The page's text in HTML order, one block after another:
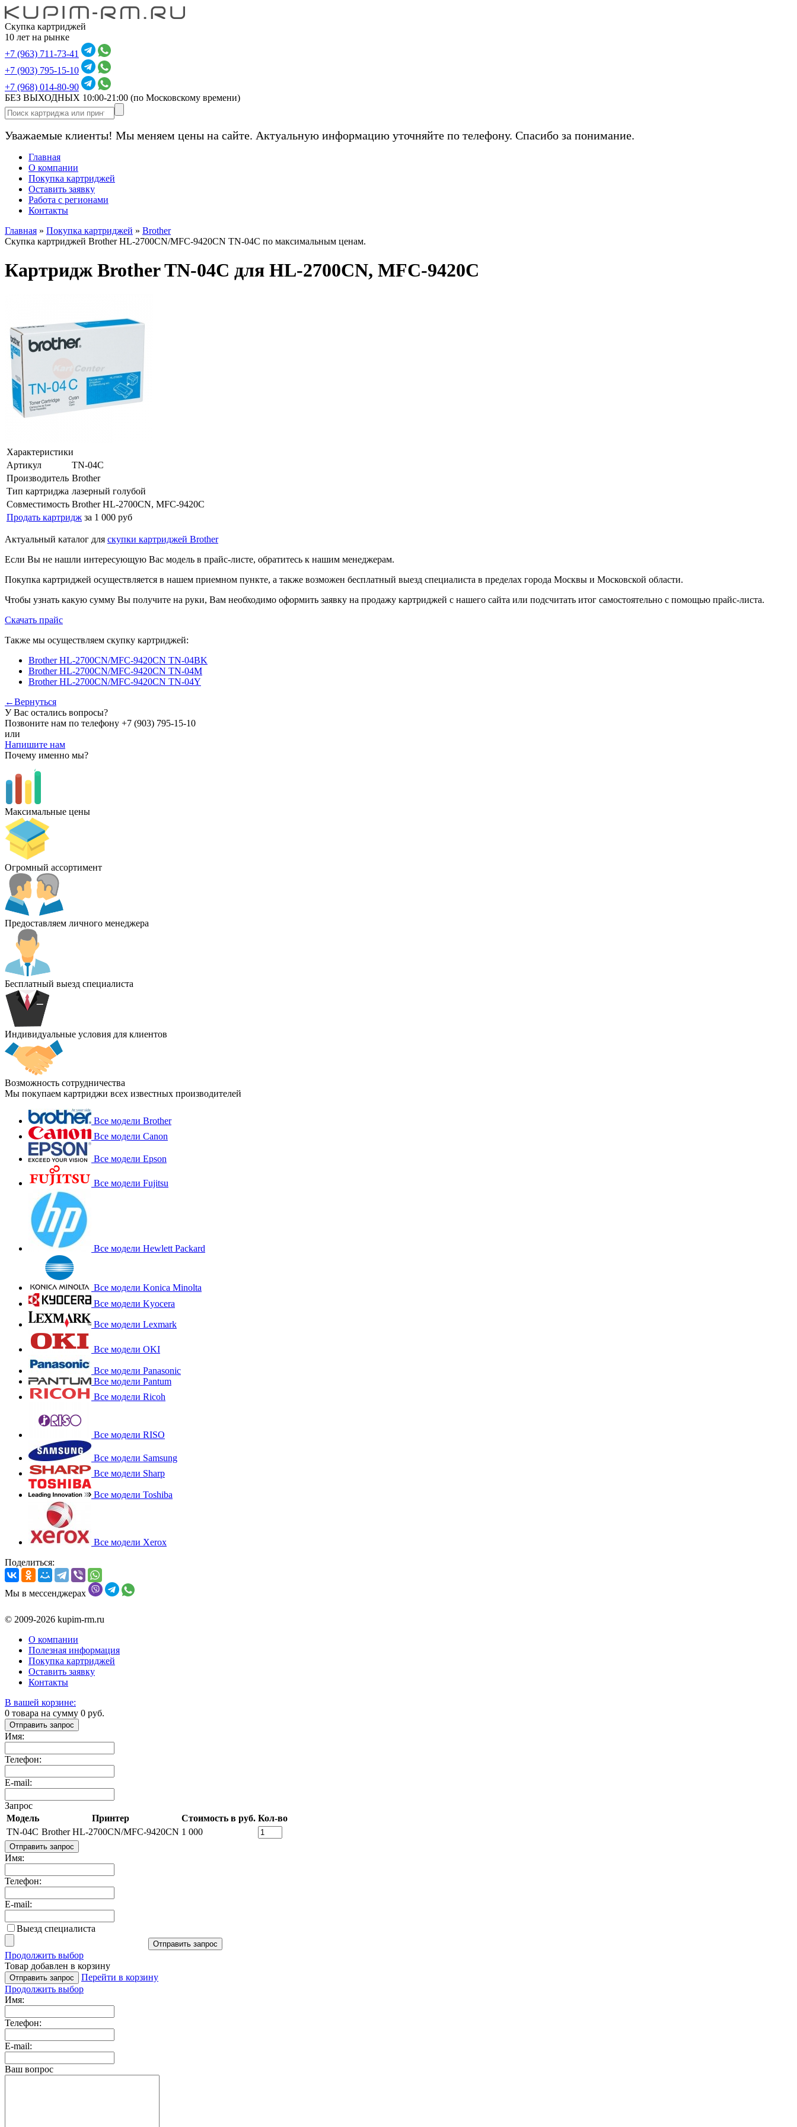
Скупка картриджей
10 лет на рынке
+7 (963) 711-73-41
+7 (903) 795-15-10
+7 (968) 014-80-90
БЕЗ ВЫХОДНЫХ 10:00-21:00 (по Московскому времени)
Уважаемые клиенты! Мы меняем цены на сайте. Актуальную информацию уточняйте по телефону. Спасибо за понимание.
Главная
О компании
Покупка картриджей
Оставить заявку
Работа с регионами
Контакты
Главная » Покупка картриджей » Brother
Скупка картриджей Brother HL-2700CN/MFC-9420CN TN-04C по максимальным ценам.
Картридж Brother TN-04C для HL-2700CN, MFC-9420C
Характеристики
Артикул
TN-04C
Производитель Brother
Тип картриджа лазерный голубой
Совместимость Brother HL-2700CN, MFC-9420C
Продать картридж за 1 000 руб
Актуальный каталог для скупки картриджей Brother
Если Вы не нашли интересующую Вас модель в прайс-листе, обратитесь к нашим менеджерам.
Покупка картриджей осуществляется в нашем приемном пункте, а также возможен бесплатный выезд специалиста в пределах города Москвы и Московской области.
Чтобы узнать какую сумму Вы получите на руки, Вам необходимо оформить заявку на продажу картриджей с нашего сайта или подсчитать итог самостоятельно с помощью прайс-листа.
Скачать прайс
Также мы осуществляем скупку картриджей:
Brother HL-2700CN/MFC-9420CN TN-04BK
Brother HL-2700CN/MFC-9420CN TN-04M
Brother HL-2700CN/MFC-9420CN TN-04Y
←Вернуться
У Вас остались вопросы?
Позвоните нам по телефону +7 (903) 795-15-10
или
Напишите нам
Почему именно мы?
Максимальные цены
Огромный ассортимент
Предоставляем личного менеджера
Бесплатный выезд специалиста
Индивидуальные условия для клиентов
Возможность сотрудничества
Мы покупаем картриджи всех известных производителей
Все модели Brother
Все модели Canon
Все модели Epson
Все модели Fujitsu
Все модели Hewlett Packard
Все модели Konica Minolta
Все модели Kyocera
Все модели Lexmark
Все модели OKI
Все модели Panasonic
Все модели Pantum
Все модели Ricoh
Все модели RISO
Все модели Samsung
Все модели Sharp
Все модели Toshiba
Все модели Xerox
Поделиться:
Мы в мессенджерах
© 2009-2026 kupim-rm.ru
О компании
Полезная информация
Покупка картриджей
Оставить заявку
Контакты
В вашей корзине:
0 товара на сумму 0 руб.
Отправить запрос
Имя:
Телефон:
E-mail:
Запрос
Модель
Принтер Стоимость в руб. Кол-во
TN-04C Brother HL-2700CN/MFC-9420CN 1 000
Отправить запрос
Имя:
Телефон:
E-mail:
Выезд специалиста
Отправить запрос
Продолжить выбор
Товар добавлен в корзину
Отправить запрос
Перейти в корзину
Продолжить выбор
Имя:
Телефон:
E-mail:
Ваш вопрос